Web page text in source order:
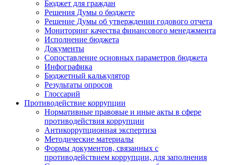
Бюджет для граждан
Решения Думы о бюджете
Решение Думы об утверждении годового отчета
Мониторинг качества финансового менеджмента
Исполнение бюджета
Документы
Сопоставление основных параметров бюджета
Инфографика
Бюджетный калькулятор
Результаты опросов
Глоссарий
Противодействие коррупции
Нормативные правовые и иные акты в сфере
противодействия коррупции
Антикоррупционная экспертиза
Методические материалы
Формы документов, связанных с
противодействием коррупции, для заполнения